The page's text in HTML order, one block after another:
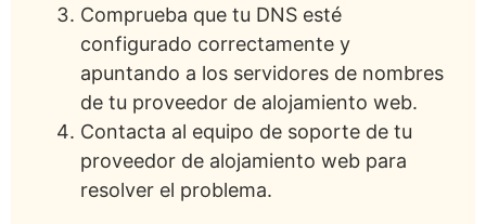
Comprueba que tu DNS esté
configurado correctamente y
apuntando a los servidores de nombres
de tu proveedor de alojamiento web.
Contacta al equipo de soporte de tu
proveedor de alojamiento web para
resolver el problema.